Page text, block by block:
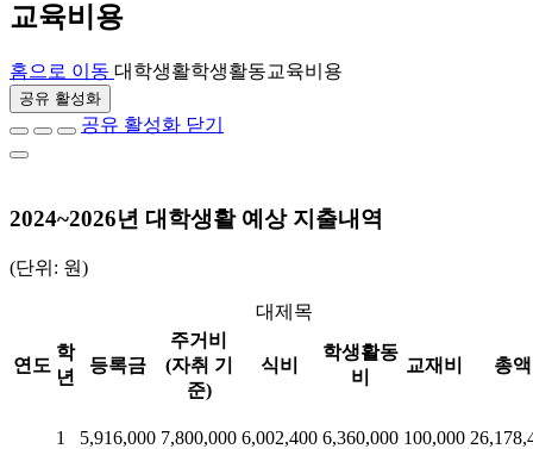
교육비용
홈으로 이동 대학생활학생활동교육비용
공유 활성화
공유 활성화 닫기
2024~2026년 대학생활 예상 지출내역
(단위: 원)
대제목
연도
학
년
등록금
주거비
(자취 기
준)
식비
학생활동
비
교재비 총액
1 5,916,000 7,800,000 6,002,400 6,360,000 100,000